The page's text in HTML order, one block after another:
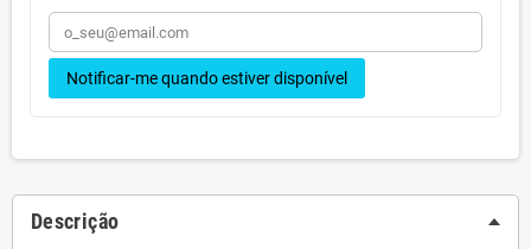
Notificar-me quando estiver disponível
Descrição